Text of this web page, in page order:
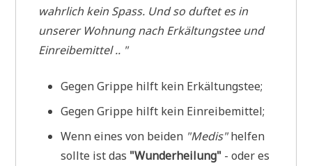
wahr­lich kein Spass. Und so duf­tet es in
unse­rer Woh­nung nach Erkäl­tungs­tee und
Einreibemittel .. "
Gegen Grip­pe hilft kein Erkältungstee;
Gegen Grip­pe hilft kein Einreibemittel;
Wenn eines von bei­den "Medis"hel­fen
soll­te ist das "Wun­der­hei­lung" - oder es